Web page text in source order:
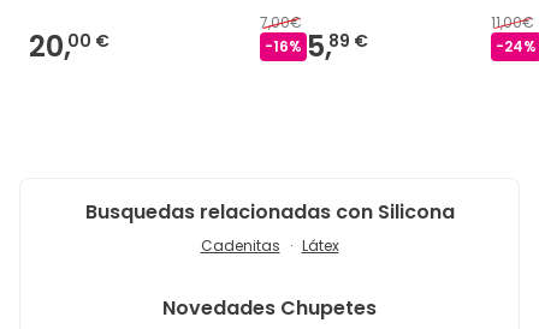
20,00 €
7,00€
-16% 5,89 €
11,00€
-24%
Busquedas relacionadas con Silicona
Cadenitas Látex
Novedades Chupetes